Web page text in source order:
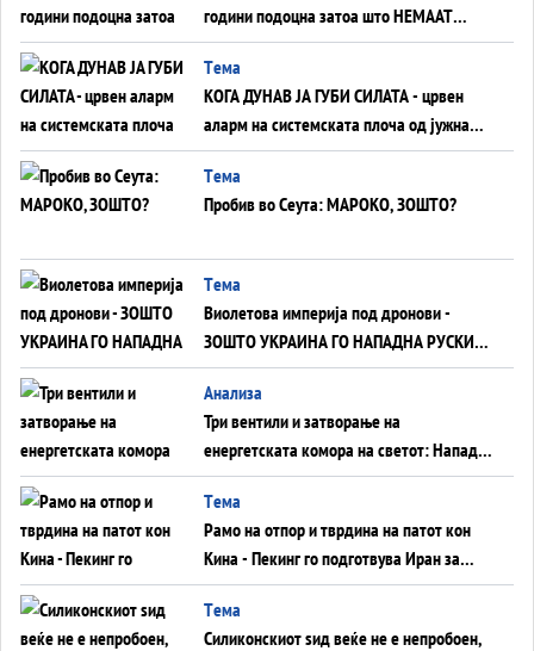
години подоцна затоа што НЕМААТ
ВНУЦИ ДА ГИ ЗАМЕНАТ
Tема
КОГА ДУНАВ ЈА ГУБИ СИЛАТА - црвен
аларм на системската плоча од јужна
Германија до Црното Море...
Tема
Пробив во Сеута: МАРОКО, ЗОШТО?
Tема
Виолетова империја под дронови -
ЗОШТО УКРАИНА ГО НАПАДНА РУСКИОТ
WILDBERRIES
Aнализа
Три вентили и затворање на
енергетската комора на светот: Нападот
во Суец најавува глобален енергетски
инфаркт?
Tема
Рамо на отпор и тврдина на патот кон
Кина - Пекинг го подготвува Иран за
американска копнена инвазија
Tема
Силиконскиот ѕид веќе не е непробоен,